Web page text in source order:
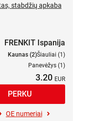
stabdžių apkaba
FRENKIT Ispanija
Kaunas (2)Šiauliai (1)
Panevėžys (1)
3.20
OE numeriai